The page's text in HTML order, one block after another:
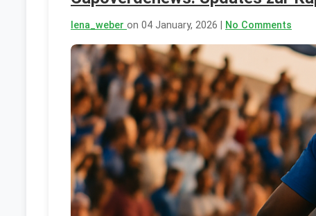
lena_weber on 04 January, 2026 | No Comments